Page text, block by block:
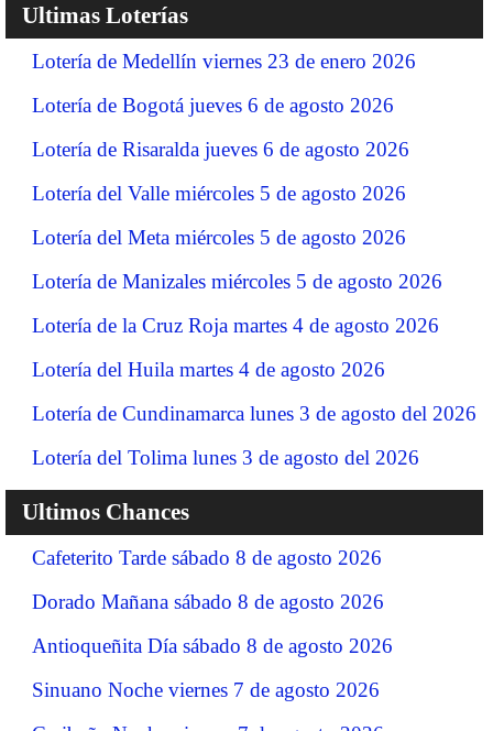
Ultimas Loterías
Lotería de Medellín viernes 23 de enero 2026
Lotería de Bogotá jueves 6 de agosto 2026
Lotería de Risaralda jueves 6 de agosto 2026
Lotería del Valle miércoles 5 de agosto 2026
Lotería del Meta miércoles 5 de agosto 2026
Lotería de Manizales miércoles 5 de agosto 2026
Lotería de la Cruz Roja martes 4 de agosto 2026
Lotería del Huila martes 4 de agosto 2026
Lotería de Cundinamarca lunes 3 de agosto del 2026
Lotería del Tolima lunes 3 de agosto del 2026
Ultimos Chances
Cafeterito Tarde sábado 8 de agosto 2026
Dorado Mañana sábado 8 de agosto 2026
Antioqueñita Día sábado 8 de agosto 2026
Sinuano Noche viernes 7 de agosto 2026